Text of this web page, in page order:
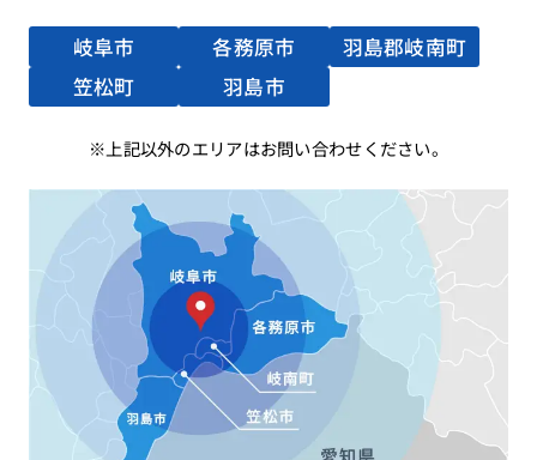
岐阜市 各務原市
羽島郡岐南町
笠松町
羽島市
上記以外のエリアはお問い合わせください。